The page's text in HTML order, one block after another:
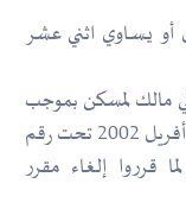
يـسـاوي اثني عشر
مالك لمسكن بموجب
عقد رسمي توثيقي مسجل ومشهر بتاريخ 28 أفريل 2002 تحت رقم
لما قرروا إلغاء مقرر